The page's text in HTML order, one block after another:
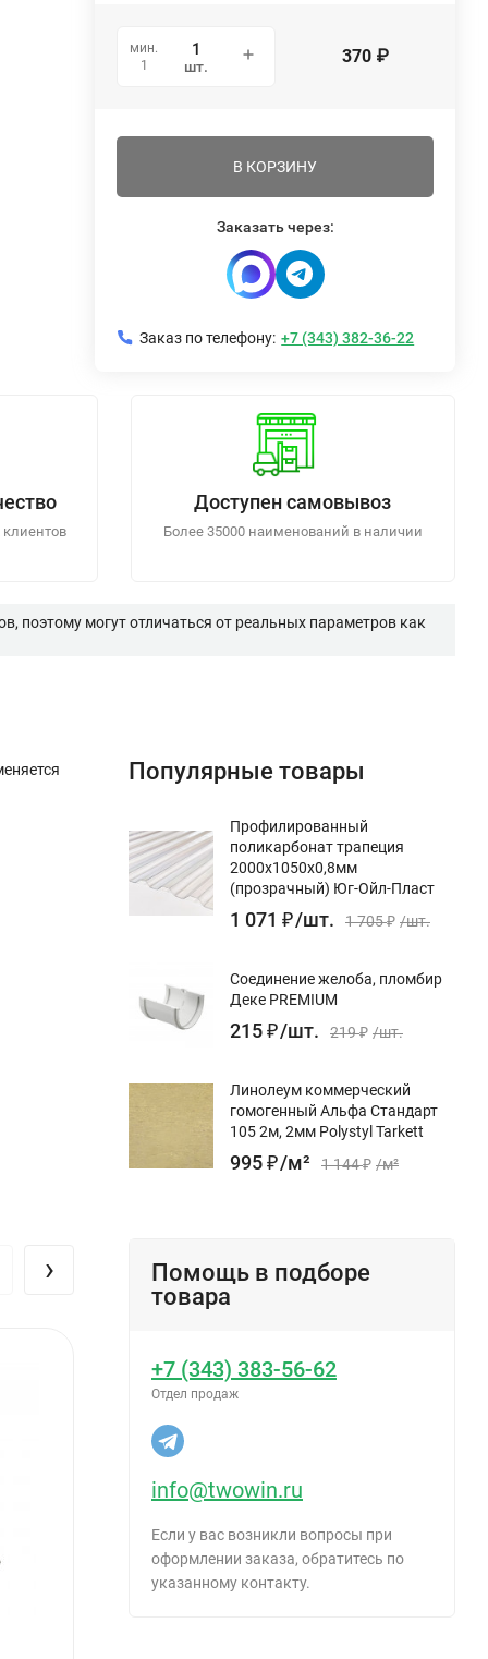
мин.
1
шт. 370 ₽
В КОРЗИНУ
Заказать через:
Заказ по телефону: +7 (343) 382-36-22
Доступен самовывоз
Более 35000 наименований в наличии
поэтому могут отличаться от реальных параметров как
›
Популярные товары
Профилированный
поликарбонат трапеция
2000х1050х0,8мм
(прозрачный) Юг-Ойл-Пласт
1 071 ₽/шт. 1 705₽ /шт.
Соединение желоба, пломбир
Деке PREMIUM
215₽/шт. 219₽ /шт.
Линолеум коммерческий
гомогенный Альфа Стандарт
105 2м, 2мм Polystyl Tarkett
995₽/м² 1 144₽ /м²
Помощь в подборе
товара
+7 (343) 383-56-62
Отдел продаж
info@twowin.ru
Если у вас возникли вопросы при
оформлении заказа, обратитесь по
указанному контакту.